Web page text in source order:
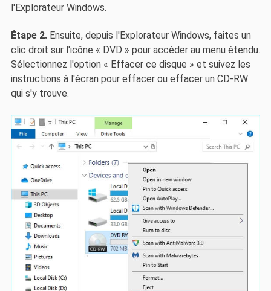
l'Explorateur Windows.
Étape 2.Ensuite, depuis l'Explorateur Windows, faites un
clic droit sur l'icône « DVD » pour accéder au menu étendu.
Sélectionnez l'option « Effacer ce disque » et suivez les
instructions à l'écran pour effacer ou effacer un CD-RW
qui s'y trouve.